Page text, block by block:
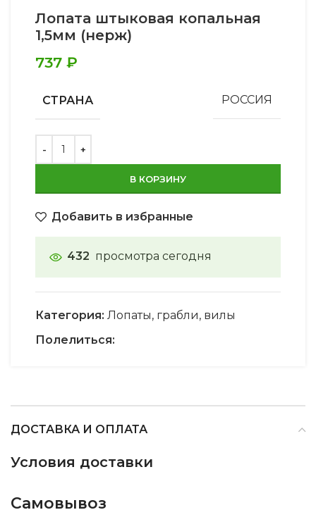
Лопата штыковая копальная
1,5мм (нерж)
737 ₽
СТРАНА РОССИЯ
В КОРЗИНУ
Добавить в избранные
432 просмотра сегодня
Категория: Лопаты, грабли, вилы
Полелиться:
ДОСТАВКА И ОПЛАТА
Условия доставки
Самовывоз